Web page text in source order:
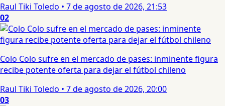
Raul Tiki Toledo • 7 de agosto de 2026, 21:53
02
Colo Colo sufre en el mercado de pases: inminente figura
recibe potente oferta para dejar el fútbol chileno
Raul Tiki Toledo • 7 de agosto de 2026, 20:00
03